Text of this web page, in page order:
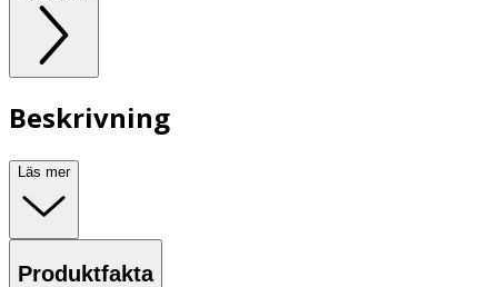
Beskrivning
Läs mer
Produktfakta